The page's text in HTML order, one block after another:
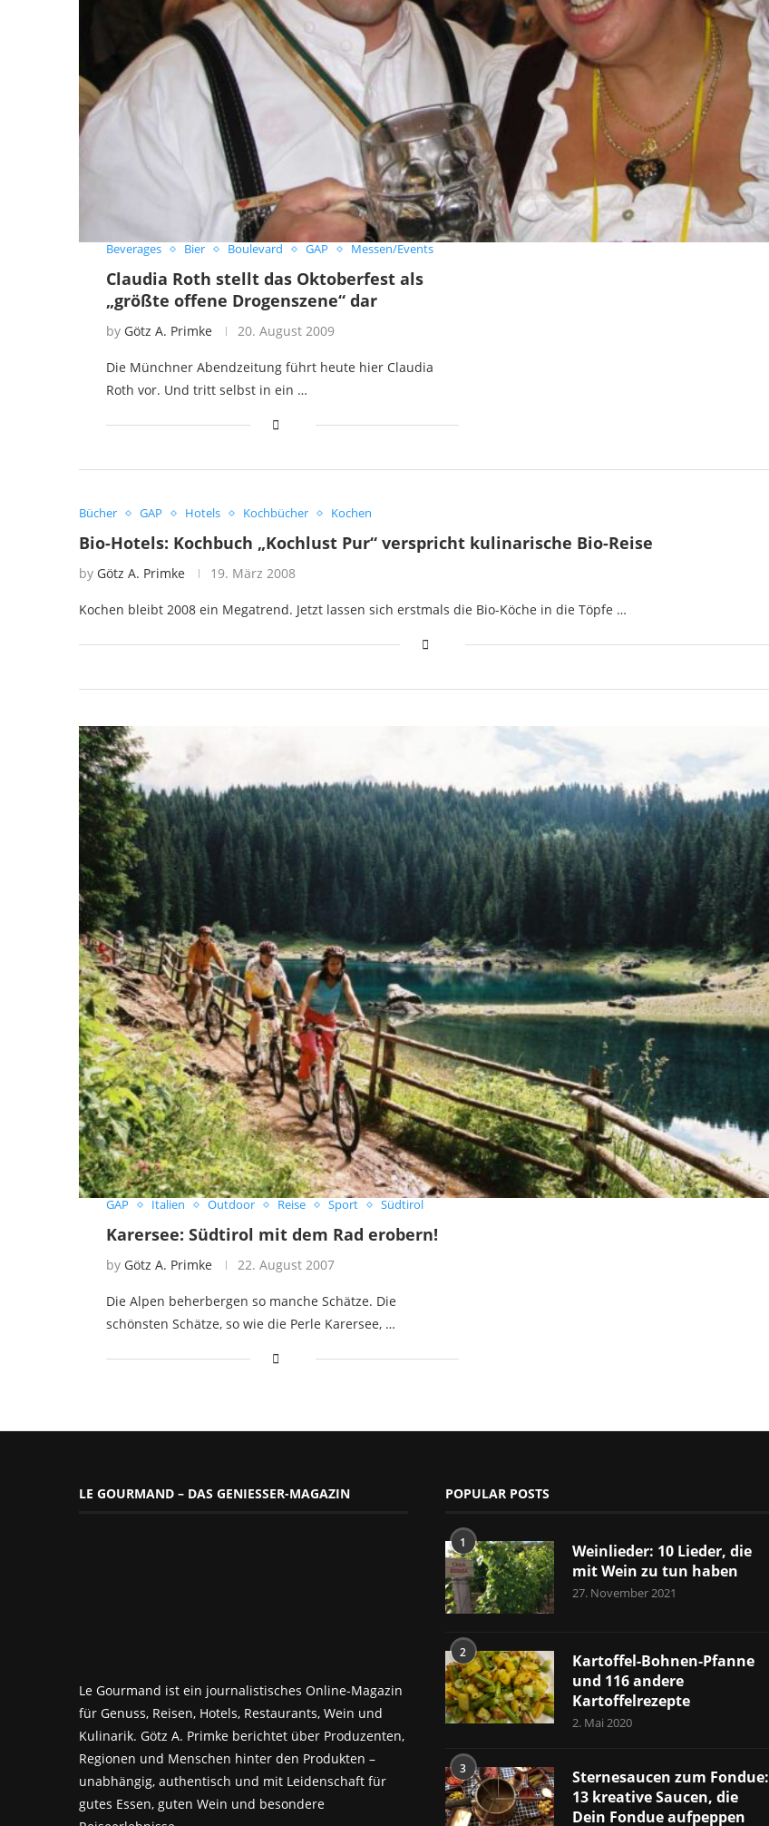
Beverages Bier Boulevard GAP Messen/Events
Claudia Roth stellt das Oktoberfest als
„größte offene Drogenszene“ dar
by Götz A. Primke 20. August 2009
Die Münchner Abendzeitung führt heute hier Claudia
Roth vor. Und tritt selbst in ein …
Bücher GAP Hotels Kochbücher Kochen
Bio-Hotels: Kochbuch „Kochlust Pur“ verspricht kulinarische Bio-Reise
by Götz A. Primke 19. März 2008
Kochen bleibt 2008 ein Megatrend. Jetzt lassen sich erstmals die Bio-Köche in die Töpfe …
GAP Italien Outdoor Reise Sport Südtirol
Karersee: Südtirol mit dem Rad erobern!
by Götz A. Primke 22. August 2007
Die Alpen beherbergen so manche Schätze. Die
schönsten Schätze, so wie die Perle Karersee, …
LE GOURMAND – DAS GENIESSER-MAGAZIN
Le Gourmand ist ein journalistisches Online-Magazin
für Genuss, Reisen, Hotels, Restaurants, Wein und
Kulinarik. Götz A. Primke berichtet über Produzenten,
Regionen und Menschen hinter den Produkten –
unabhängig, authentisch und mit Leidenschaft für
gutes Essen, guten Wein und besondere
POPULAR POSTS
1
Weinlieder: 10 Lieder, die
mit Wein zu tun haben
27. November 2021
2
Kartoffel-Bohnen-Pfanne
und 116 andere
Kartoffelrezepte
2. Mai 2020
3
Sternesaucen zum Fondue:
13 kreative Saucen, die
Dein Fondue aufpeppen